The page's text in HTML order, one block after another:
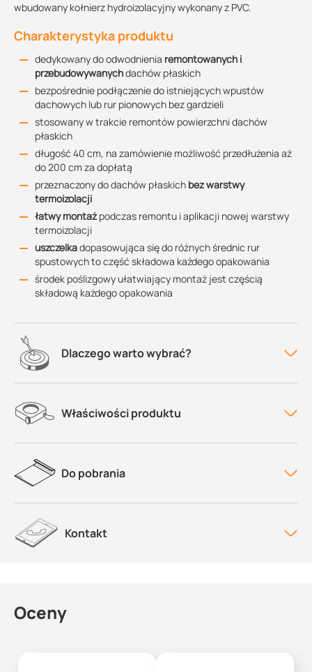
wbudowany kołnierz hydroizolacyjny wykonany z PVC.
Charakterystyka produktu
dedykowany do odwodnienia remontowanych i
przebudowywanychdachów płaskich
bezpośrednie podłączenie do istniejących wpustów
dachowych lub rur pionowych bez gardzieli
stosowany w trakcie remontów powierzchni dachów
płaskich
długość 40 cm, na zamówienie możliwość przedłużenia aż
do 200 cm za dopłatą
przeznaczony do dachów płaskich bez warstwy
termoizolacji
łatwy montażpodczas remontu i aplikacji nowej warstwy
termoizolacji
uszczelkadopasowująca się do różnych średnic rur
spustowych to część składowa każdego opakowania
środek poślizgowy ułatwiający montaż jest częścią
składową każdego opakowania
Dlaczego warto wybrać?
Właściwości produktu
Do pobrania
Kontakt
Oceny